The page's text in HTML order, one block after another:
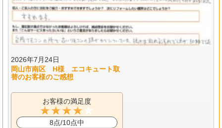
2026年7月24日
岡山市南区 H様 エコキュート取
替のお客様のご感想
お客様の満足度
8点/10点中